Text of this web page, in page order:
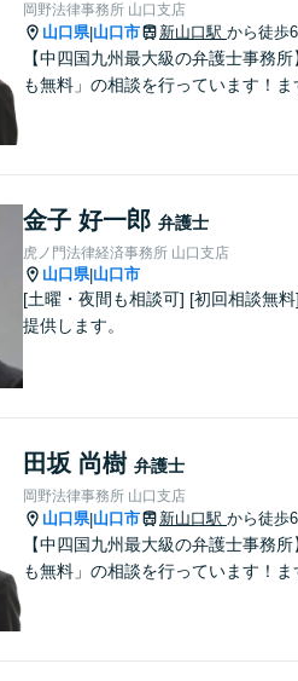
岡野法律事務所 山口支店
山口県|山口市 新山口駅 から徒歩
【中四国九州最大級の弁護士事務
も無料」の相談を行っています！
金子 好一郎 弁護士
虎ノ門法律経済事務所 山口支店
山口県|山口市
[土曜・夜間も相談可] [初回相談無
提供します。
田坂 尚樹 弁護士
岡野法律事務所 山口支店
山口県|山口市 新山口駅 から徒歩
【中四国九州最大級の弁護士事務
も無料」の相談を行っています！